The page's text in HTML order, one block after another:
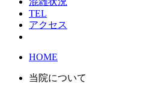
TEL
アクセス
HOME
当院について